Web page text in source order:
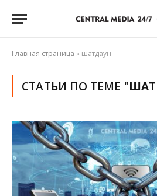
Главная страница » шатдаун
СТАТЬИ ПО ТЕМЕ "